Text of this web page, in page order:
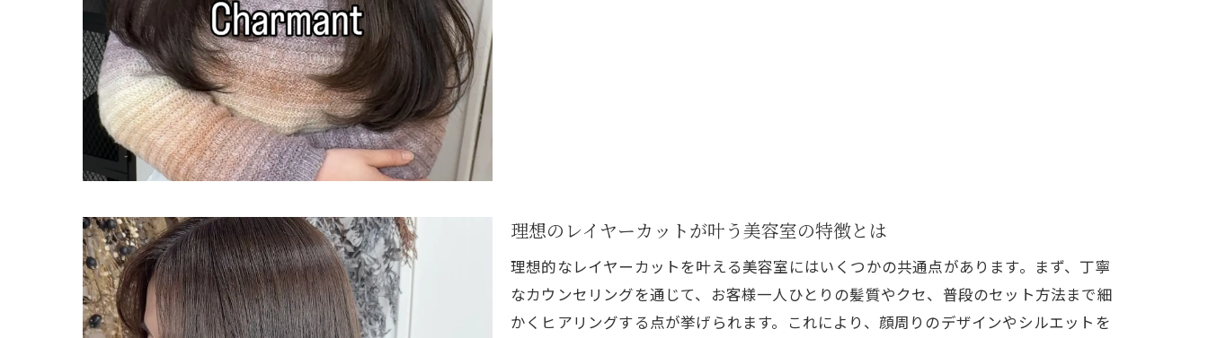
韓国ヘアが得意な美容室の選び方と相談術
美容室の韓国風レイヤーカット対応メニュー
高槻で人気の韓国風ヘアを美容室で再現する
韓国風レイヤーが好評な美容室の強みを解説
髪質改善も相談できる美容室とは
髪質改善が得意な美容室の選び方と相談法
高槻で髪質改善に強い美容室の特徴を解説
美容室で相談できる髪質改善メニューとは
美容室で叶えるレイヤーと髪質の理想的な関係
話題のレイヤーカットの魅力を解説
理想のレイヤーカットが叶う美容室の特徴とは
理想的なレイヤーカットを叶える美容室にはいくつかの共通点があります。まず、丁寧
なカウンセリングを通じて、お客様一人ひとりの髪質やクセ、普段のセット方法まで細
かくヒアリングする点が挙げられます。これにより、顔周りのデザインやシルエットを